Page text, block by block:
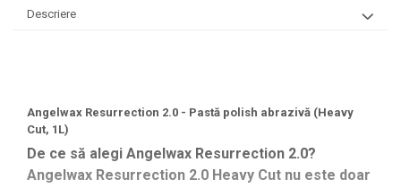
Descriere
Angelwax Resurrection 2.0 - Pastă polish abrazivă (Heavy
Cut, 1L)
De ce să alegi Angelwax Resurrection 2.0?
Angelwax Resurrection 2.0 Heavy Cut nu este doar